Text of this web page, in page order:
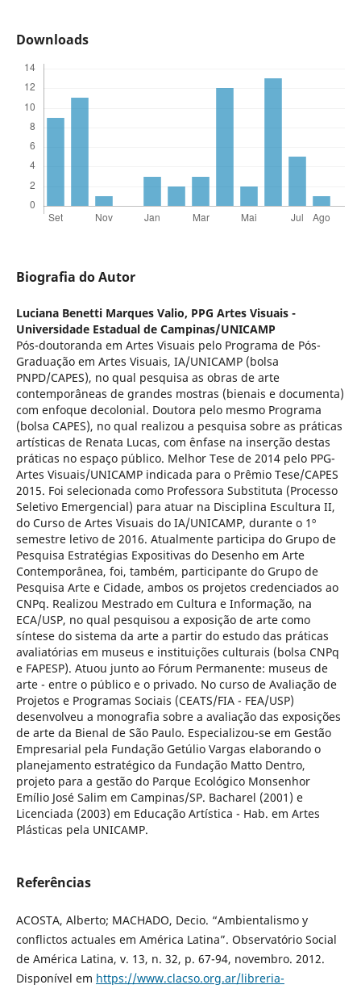
Downloads
Biografia do Autor
Luciana Benetti Marques Valio, PPG Artes Visuais -
Universidade Estadual de Campinas/UNICAMP
Pós-doutoranda em Artes Visuais pelo Programa de Pós-
Graduação em Artes Visuais, IA/UNICAMP (bolsa
PNPD/CAPES), no qual pesquisa as obras de arte
contemporâneas de grandes mostras (bienais e documenta)
com enfoque decolonial. Doutora pelo mesmo Programa
(bolsa CAPES), no qual realizou a pesquisa sobre as práticas
artísticas de Renata Lucas, com ênfase na inserção destas
práticas no espaço público. Melhor Tese de 2014 pelo PPG-
Artes Visuais/UNICAMP indicada para o Prêmio Tese/CAPES
2015. Foi selecionada como Professora Substituta (Processo
Seletivo Emergencial) para atuar na Disciplina Escultura II,
do Curso de Artes Visuais do IA/UNICAMP, durante o 1º
semestre letivo de 2016. Atualmente participa do Grupo de
Pesquisa Estratégias Expositivas do Desenho em Arte
Contemporânea, foi, também, participante do Grupo de
Pesquisa Arte e Cidade, ambos os projetos credenciados ao
CNPq. Realizou Mestrado em Cultura e Informação, na
ECA/USP, no qual pesquisou a exposição de arte como
síntese do sistema da arte a partir do estudo das práticas
avaliatórias em museus e instituições culturais (bolsa CNPq
e FAPESP). Atuou junto ao Fórum Permanente: museus de
arte - entre o público e o privado. No curso de Avaliação de
Projetos e Programas Sociais (CEATS/FIA - FEA/USP)
desenvolveu a monografia sobre a avaliação das exposições
de arte da Bienal de São Paulo. Especializou-se em Gestão
Empresarial pela Fundação Getúlio Vargas elaborando o
planejamento estratégico da Fundação Matto Dentro,
projeto para a gestão do Parque Ecológico Monsenhor
Emílio José Salim em Campinas/SP. Bacharel (2001) e
Licenciada (2003) em Educação Artística - Hab. em Artes
Plásticas pela UNICAMP.
Referências
ACOSTA, Alberto; MACHADO, Decio. “Ambientalismo y
conflictos actuales em América Latina”. Observatório Social
de América Latina, v. 13, n. 32, p. 67-94, novembro. 2012.
Disponível em https://www.clacso.org.ar/libreria-